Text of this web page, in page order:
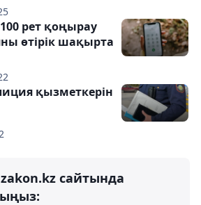
рет қоңырау
өтірік шақырта
қызметкерін
сайтында